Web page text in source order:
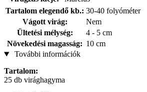
Tartalom elegendő kb.: 30-40 folyóméter
Vágott virág:
Nem
Ültetési mélység:
4 - 5 cm
Növekedési magasság: 10 cm
További információk
Tartalom:
25 db virághagyma